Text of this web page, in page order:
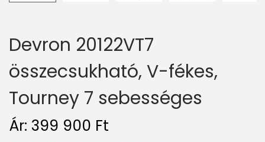
Devron 20122VT7
összecsukható, V-fékes,
Tourney 7 sebességes
Ár: 399 900 Ft